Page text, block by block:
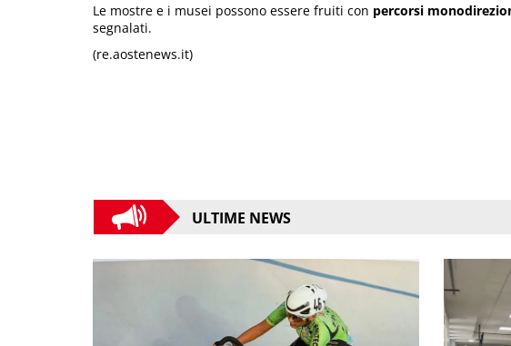
Le mostre e i musei possono essere fruiti con percorsi
segnalati.
(re.aostenews.it)
ULTIME NEWS